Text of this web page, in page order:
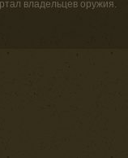
владельцев оружия.